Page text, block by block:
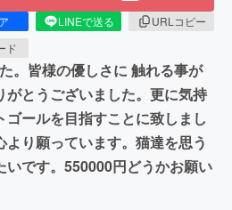
LINEで送る
URLコピー
ド
。皆様の優しさに 触れる事が
がとうございました。更に気持
ールを目指すことに致しまし
り願っています。猫達を思う
いです。550000円どうかお願い